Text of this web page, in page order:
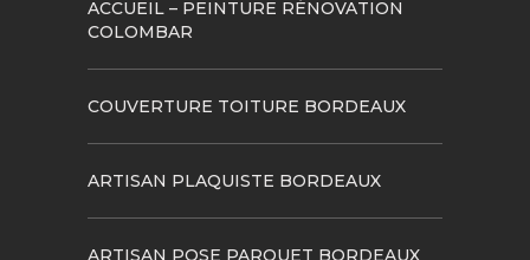
ACCUEIL – PEINTURE RÉNOVATION
COLOMBAR
COUVERTURE TOITURE BORDEAUX
ARTISAN PLAQUISTE BORDEAUX
ARTISAN POSE PARQUET BORDEAUX